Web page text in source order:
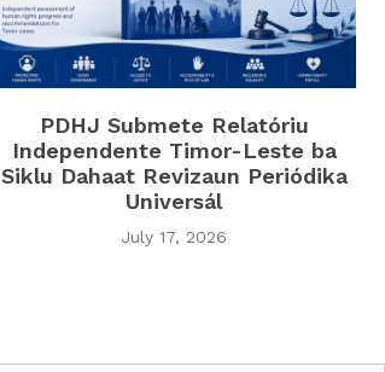
PDHJ Submete Relatóriu
Independente Timor-Leste ba
Siklu Dahaat Revizaun Periódika
Universál
July 17, 2026